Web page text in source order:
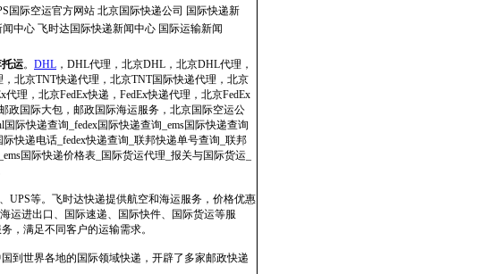
国际空运官方网站 北京国际快递公司 国际快递新
闻中心 飞时达国际快递新闻中心 国际运输新闻
运。 DHL ，DHL代理，北京DHL，北京DHL代理，
北京TNT快递代理，北京TNT国际快递代理，北京
理，北京FedEx快递，FedEx快递代理，北京FedEx
政国际大包，邮政国际海运服务，北京国际空运公
际快递查询_fedex国际快递查询_ems国际快递查询
快递电话_fedex快递查询_联邦快递单号查询_联邦
国际快递价格表_国际货运代理_报关与国际货运_
UPS等。飞时达快递提供航空和海运服务，价格优惠
运进出口、国际速递、国际快件、国际货运等服
，满足不同客户的运输需求。
到世界各地的国际领域快递，开辟了多家邮政快递